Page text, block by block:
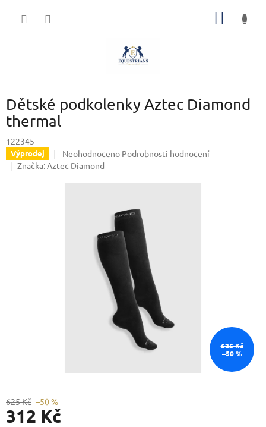
Dětské podkolenky Aztec Diamond
thermal
122345
Výprodej
Průměrné
hodnocení
hvězdiček.
Neohodnoceno Podrobnosti hodnocení
Značka:Aztec Diamond
625 Kč
–50 %
625 Kč –50 %
312 Kč